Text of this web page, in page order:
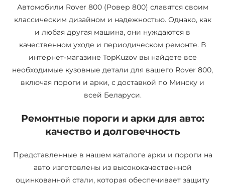
Автомобили Rover 800 (Ровер 800) славятся своим
классическим дизайном и надежностью. Однако, как
и любая другая машина, они нуждаются в
качественном уходе и периодическом ремонте. В
интернет-магазине TopKuzov вы найдете все
необходимые кузовные детали для вашего Rover 800,
включая пороги и арки, с доставкой по Минску и
всей Беларуси.
Ремонтные пороги и арки для авто:
качество и долговечность
Представленные в нашем каталоге арки и пороги на
авто изготовлены из высококачественной
оцинкованной стали, которая обеспечивает защиту